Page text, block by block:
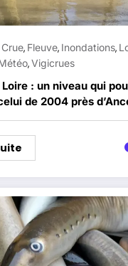
Crue, Fleuve, Inondations,
,Vigicrues
: un niveau qui
de 2004 près